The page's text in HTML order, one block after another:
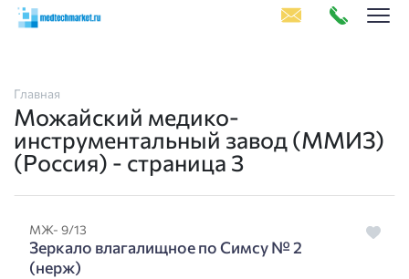
Главная
Можайский медико-
инструментальный завод (ММИЗ)
(Россия) - страница 3
МЖ- 9/13
Зеркало влагалищное по Симсу № 2
(нерж)